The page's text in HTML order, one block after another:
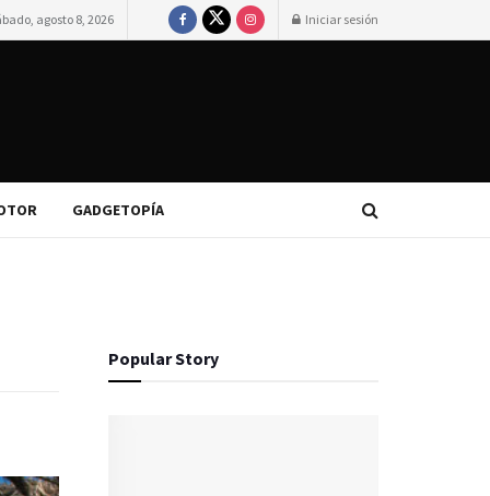
agosto 8, 2026 Iniciar sesión
GADGETOPÍA
Popular Story